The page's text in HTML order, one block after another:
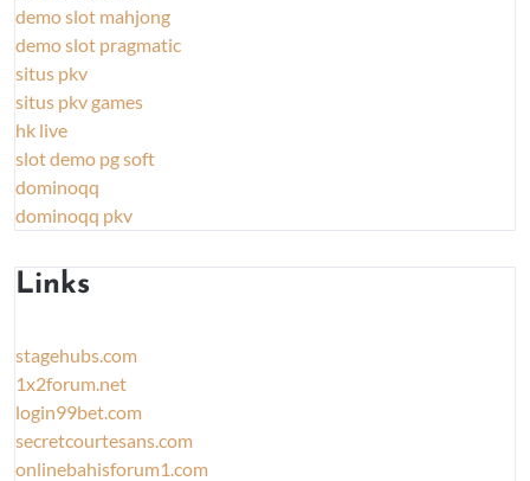
demo slot mahjong
demo slot pragmatic
situs pkv
situs pkv games
hk live
slot demo pg soft
dominoqq
dominoqq pkv
Links
stagehubs.com
1x2forum.net
login99bet.com
secretcourtesans.com
onlinebahisforum1.com